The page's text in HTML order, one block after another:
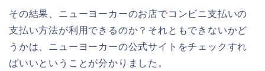
その結果、ニューヨーカーのお店でコンビニ支払いの
支払い方法が利用できるのか？それともできないかど
うかは、ニューヨーカーの公式サイトをチェックすれ
ばいいということが分かりました。